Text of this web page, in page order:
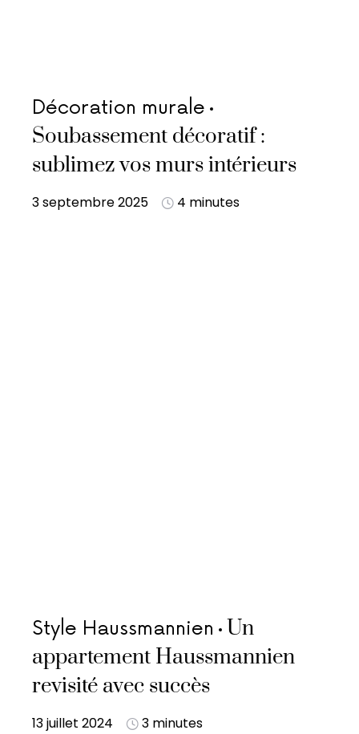
Décoration murale
Soubassement décoratif :
sublimez vos murs intérieurs
3 septembre 2025 4 minutes
Style Haussmannien
Un
appartement Haussmannien
revisité avec succès
13 juillet 2024 3 minutes